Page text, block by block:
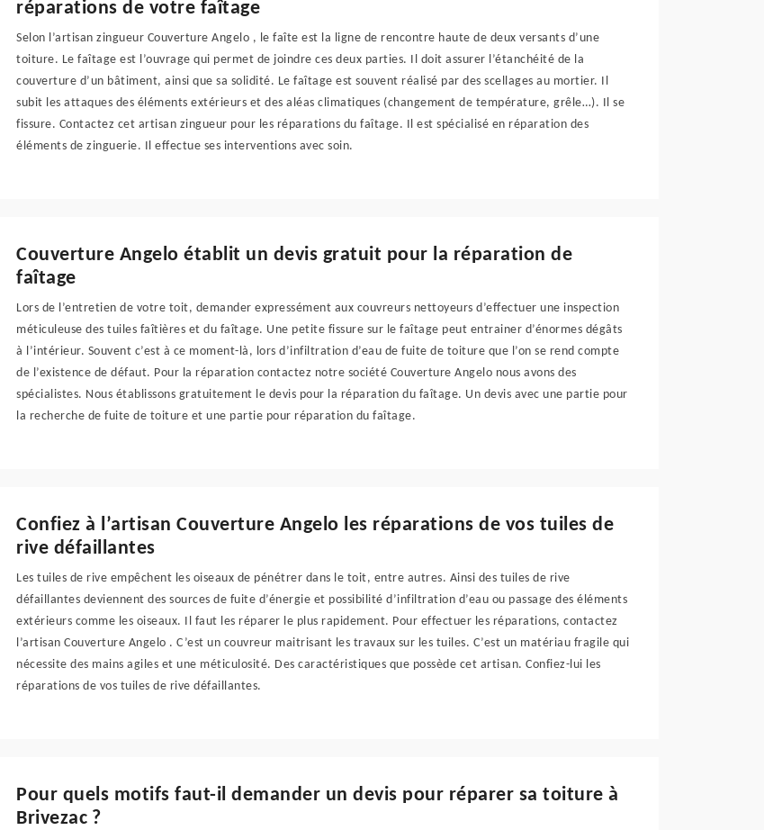
réparations de votre faîtage
Selon l’artisan zingueur Couverture Angelo , le faîte est la ligne de rencontre haute de deux versants d’une
toiture. Le faîtage est l’ouvrage qui permet de joindre ces deux parties. Il doit assurer l’étanchéité de la
couverture d’un bâtiment, ainsi que sa solidité. Le faîtage est souvent réalisé par des scellages au mortier. Il
subit les attaques des éléments extérieurs et des aléas climatiques (changement de température, grêle…). Il se
fissure. Contactez cet artisan zingueur pour les réparations du faîtage. Il est spécialisé en réparation des
éléments de zinguerie. Il effectue ses interventions avec soin.
Couverture Angelo établit un devis gratuit pour la réparation de
faîtage
Lors de l’entretien de votre toit, demander expressément aux couvreurs nettoyeurs d’effectuer une inspection
méticuleuse des tuiles faîtières et du faîtage. Une petite fissure sur le faîtage peut entrainer d’énormes dégâts
à l’intérieur. Souvent c’est à ce moment-là, lors d’infiltration d’eau de fuite de toiture que l’on se rend compte
de l’existence de défaut. Pour la réparation contactez notre société Couverture Angelo nous avons des
spécialistes. Nous établissons gratuitement le devis pour la réparation du faîtage. Un devis avec une partie pour
la recherche de fuite de toiture et une partie pour réparation du faîtage.
Confiez à l’artisan Couverture Angelo les réparations de vos tuiles de
rive défaillantes
Les tuiles de rive empêchent les oiseaux de pénétrer dans le toit, entre autres. Ainsi des tuiles de rive
défaillantes deviennent des sources de fuite d’énergie et possibilité d’infiltration d’eau ou passage des éléments
extérieurs comme les oiseaux. Il faut les réparer le plus rapidement. Pour effectuer les réparations, contactez
l’artisan Couverture Angelo . C’est un couvreur maitrisant les travaux sur les tuiles. C’est un matériau fragile qui
nécessite des mains agiles et une méticulosité. Des caractéristiques que possède cet artisan. Confiez-lui les
réparations de vos tuiles de rive défaillantes.
Pour quels motifs faut-il demander un devis pour réparer sa toiture à
Brivezac ?